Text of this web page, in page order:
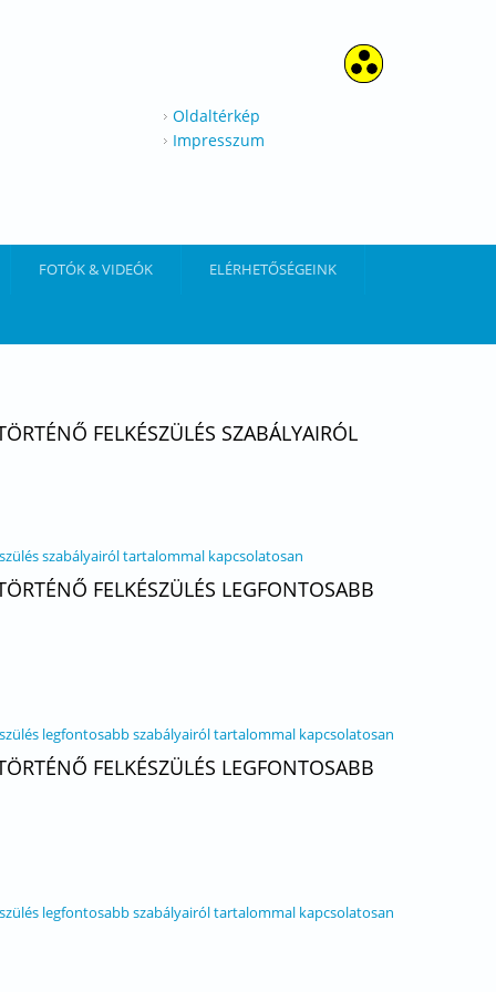
Oldaltérkép
Impresszum
FOTÓK & VIDEÓK ELÉRHETŐSÉGEINK
FELKÉSZÜLÉS SZABÁLYAIRÓL
szabályairól tartalommal kapcsolatosan
FELKÉSZÜLÉS LEGFONTOSABB
legfontosabb szabályairól tartalommal kapcsolatosan
FELKÉSZÜLÉS LEGFONTOSABB
legfontosabb szabályairól tartalommal kapcsolatosan